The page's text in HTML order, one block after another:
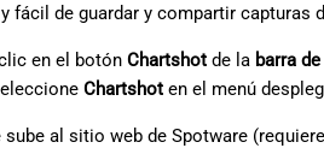
fácil de guardar y compartir capturas
en el botón Chartshot de la barra
Chartshot en el menú
al sitio web de Spotware